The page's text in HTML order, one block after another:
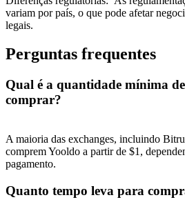
variam por país, o que pode afetar
legais.
Perguntas frequentes
Qual é a quantidade mínima
comprar?
A maioria das exchanges, incluindo
comprem Yooldo a partir de $1,
pagamento.
Quanto tempo leva para